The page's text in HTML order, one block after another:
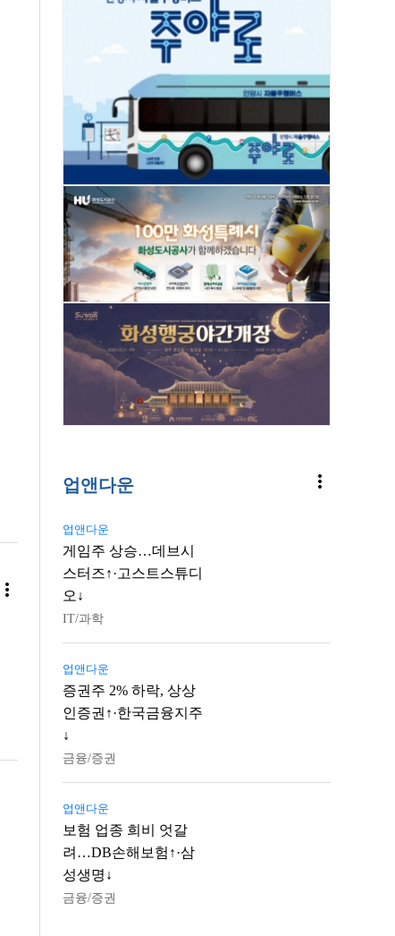
more_vert
업앤다운 more_vert
업앤다운
게임주 상승…데브시
스터즈↑·고스트스튜디
오↓
IT/과학
업앤다운
증권주 2% 하락, 상상
인증권↑·한국금융지주
↓
금융/증권
업앤다운
보험 업종 희비 엇갈
려…DB손해보험↑·삼
성생명↓
금융/증권